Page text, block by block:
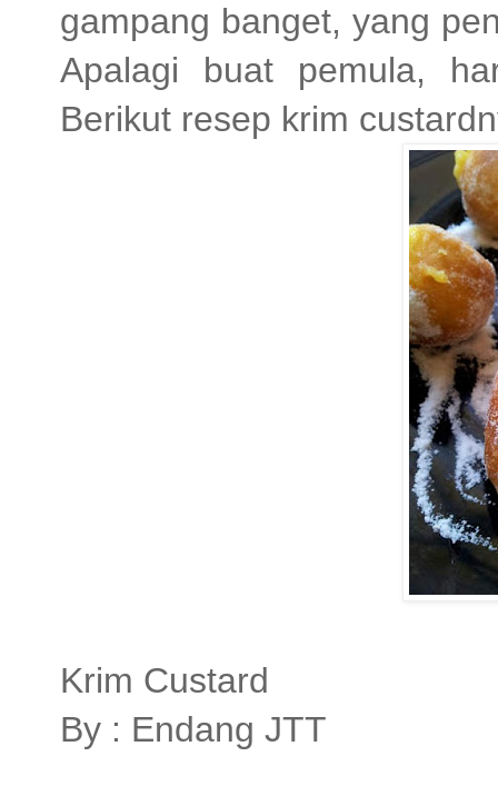
gampang banget, yang
Apalagi buat pemula,
Berikut resep krim
Krim Custard
By : Endang JTT